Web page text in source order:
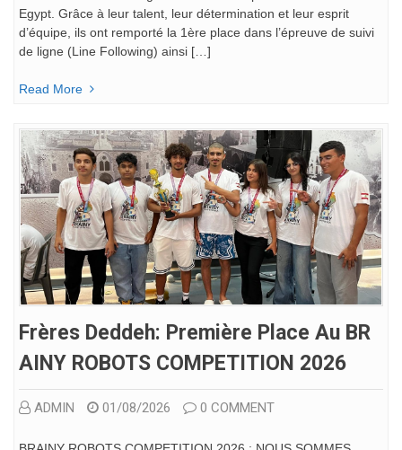
Egypt. Grâce à leur talent, leur détermination et leur esprit
d’équipe, ils ont remporté la 1ère place dans l’épreuve de suivi
de ligne (Line Following) ainsi […]
Read More
Frères Deddeh: Première Place Au BR
AINY ROBOTS COMPETITION 2026
ADMIN 01/08/2026 0 COMMENT